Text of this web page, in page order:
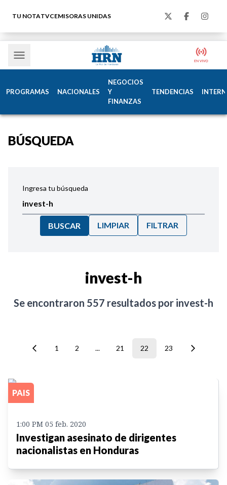
TU NOTATVCEMISORAS UNIDAS
PROGRAMAS NACIONALES
NEGOCIOS
Y
FINANZAS
TENDENCIAS
BÚSQUEDA
Ingresa tu búsqueda
BUSCAR LIMPIAR FILTRAR
invest-h
Se encontraron 557 resultados por invest-h
1 2 ... 21 22 23
PAIS
1:00 PM 05 feb. 2020
Investigan asesinato de dirigentes
nacionalistas en Honduras